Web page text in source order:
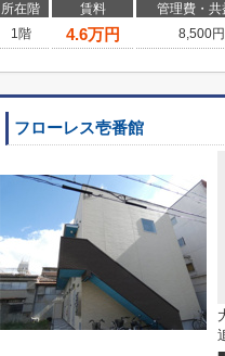
所在階 賃料 管理費・共
1階
4.6万円 8,500円
フローレス壱番館